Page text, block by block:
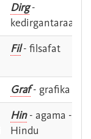
Dirg-
kedirgantaraan
Fil- filsafat
Graf- grafika
Hin- agama -
Hindu